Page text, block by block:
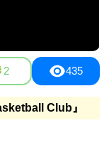
2 435
Club』